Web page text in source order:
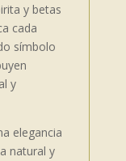
y betas
cada
símbolo
y
elegancia
natural y